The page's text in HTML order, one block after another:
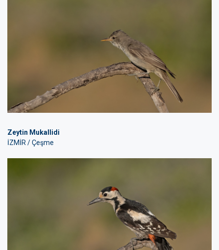
Zeytin Mukallidi
İZMİR / Çeşme